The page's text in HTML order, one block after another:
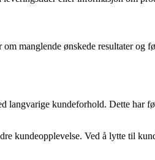
manglende ønskede resultater og
kundeforhold. Dette har
kundeopplevelse. Ved å lytte til